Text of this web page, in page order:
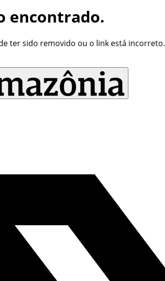
encontrado.
ter sido removido ou o link está incorreto.